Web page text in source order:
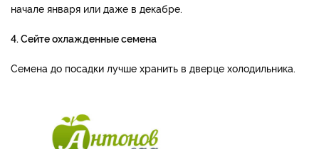
начале января или даже в декабре.
4. Сейте охлажденные семена
Семена до посадки лучше хранить в дверце холодильника.